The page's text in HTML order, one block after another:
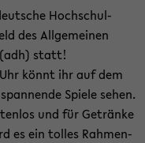
Hoch­schul­
des All­ge­mei­nen
statt!
könnt ihr auf dem
Spie­le sehen.
und für Ge­trän­ke
es ein tol­les Rah­men­